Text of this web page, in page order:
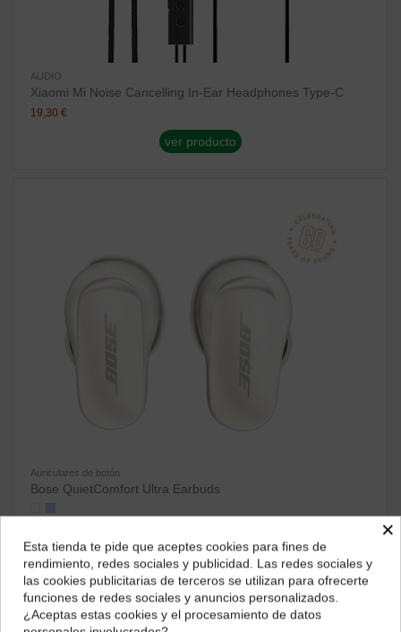
AUDIO
Xiaomi Mi Noise Cancelling In-Ear Headphones Type-C
19,30 €
ver producto
Auriculares de botón
Bose QuietComfort Ultra Earbuds
ver producto
¿Dónde deseas recibir tu pedido?
Selecciona tu ubicación para mostrarte los precios e
impuestos correctos para tu región.
×
Esta tienda te pide que aceptes cookies para fines de
rendimiento, redes sociales y publicidad. Las redes sociales y
las cookies publicitarias de terceros se utilizan para ofrecerte
funciones de redes sociales y anuncios personalizados.
¿Aceptas estas cookies y el procesamiento de datos